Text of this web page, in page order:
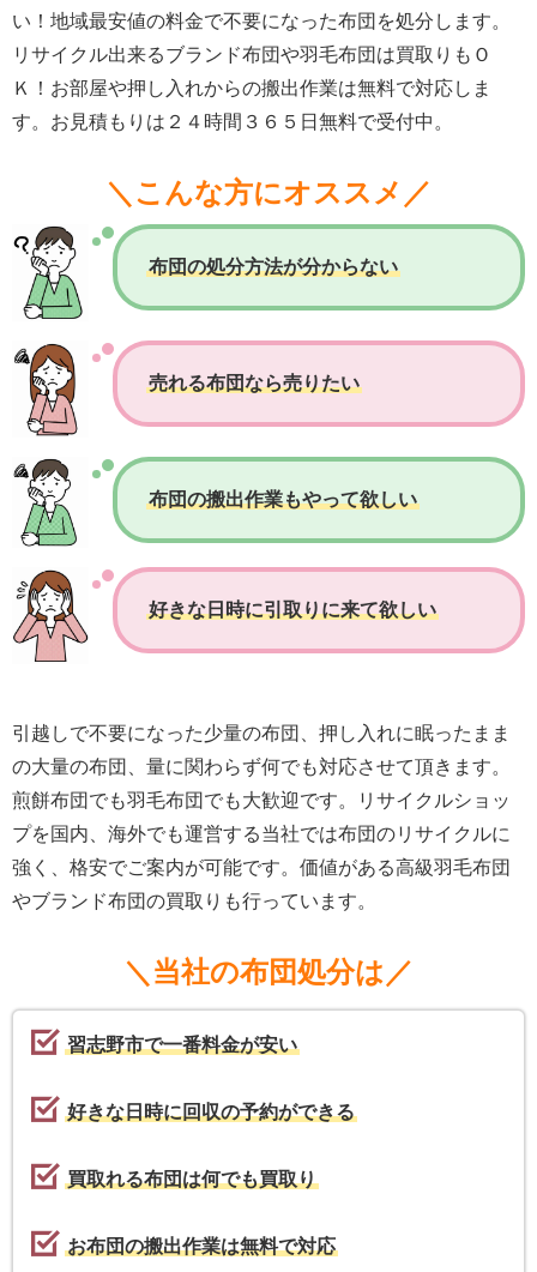
い！地域最安値の料金で不要になった布団を処分します。
リサイクル出来るブランド布団や羽毛布団は買取りもＯ
Ｋ！お部屋や押し入れからの搬出作業は無料で対応しま
す。お見積もりは２４時間３６５日無料で受付中。
＼こんな方にオススメ／
布団の処分方法が分からない
売れる布団なら売りたい
布団の搬出作業もやって欲しい
好きな日時に引取りに来て欲しい
引越しで不要になった少量の布団、押し入れに眠ったまま
の大量の布団、量に関わらず何でも対応させて頂きます。
煎餅布団でも羽毛布団でも大歓迎です。リサイクルショッ
プを国内、海外でも運営する当社では布団のリサイクルに
強く、格安でご案内が可能です。価値がある高級羽毛布団
やブランド布団の買取りも行っています。
＼当社の布団処分は／
習志野市で一番料金が安い
好きな日時に回収の予約ができる
買取れる布団は何でも買取り
お布団の搬出作業は無料で対応